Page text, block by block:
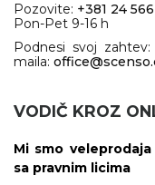
Pozovite: +381 24
Pon-Pet 9-16 h
Podnesi svoj
maila:
VODIČ KROZ
Mi smo
sa pravnim licima